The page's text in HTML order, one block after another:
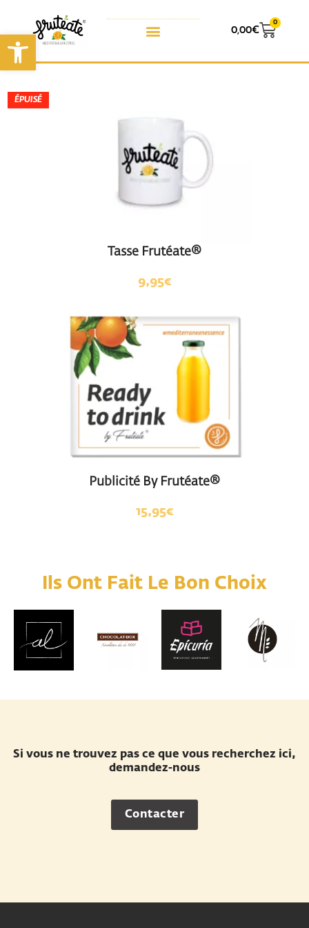
Ouvrir la barre d’outils0,00€
0
Tasse Frutéate®
ÉPUISÉ
9,95€
Publicité By Frutéate®
15,95€
Ils Ont Fait Le Bon Choix
Si vous ne trouvez pas ce que vous recherchez ici,
demandez-nous
Contacter